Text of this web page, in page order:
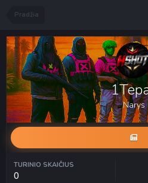
Pradžia
Narys
TURINIO SKAIČIUS
0